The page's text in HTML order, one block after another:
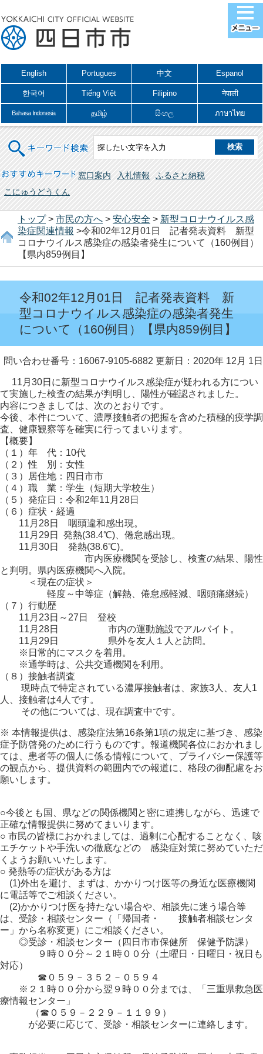
English Portugues 中文 Espanol
한국어 Tiếng Việt Filipino नेपाली
Bahasa Indonesia தமிழ் සිංහල ภาษาไทย
キーワード検索
おすすめキーワード 窓口案内 入札情報
ふるさと納税
こにゅうどうくん
トップ> 市民の方へ > 安心安全 > 新型コロナウイルス感
染症関連情報 >令和02年12月01日 記者発表資料 新型
コロナウイルス感染症の感染者発生について（160例目）
【県内859例目】
令和02年12月01日 記者発表資料 新
型コロナウイルス感染症の感染者発生
について（160例目）【県内859例目】
問い合わせ番号：16067-9105-6882 更新日：2020年 12月 1日
11月30日に新型コロナウイルス感染症が疑われる方につい
て実施した検査の結果が判明し、陽性が確認されました。
内容につきましては、次のとおりです。
今後、本件について、濃厚接触者の把握を含めた積極的疫学調
査、健康観察等を確実に行ってまいります。
【概要】
（１）年 代：10代
（２）性 別：女性
（３）居住地：四日市市
（４）職 業：学生（短期大学校生）
（５）発症日：令和2年11月28日
（６）症状・経過
11月28日 咽頭違和感出現。
11月29日 発熱(38.4℃)、倦怠感出現。
11月30日 発熱(38.6℃)。
市内医療機関を受診し、検査の結果、陽性
と判明。県内医療機関へ入院。
＜現在の症状＞
軽度～中等症（解熱、倦怠感軽減、咽頭痛継続）
（７）行動歴
11月23日～27日 登校
11月28日 市内の運動施設でアルバイト。
11月29日 県外を友人１人と訪問。
※日常的にマスクを着用。
※通学時は、公共交通機関を利用。
（８）接触者調査
現時点で特定されている濃厚接触者は、家族3人、友人1
人、接触者は4人です。
その他については、現在調査中です。
※ 本情報提供は、感染症法第16条第1項の規定に基づき、感染
症予防啓発のために行うものです。報道機関各位におかれまし
ては、患者等の個人に係る情報について、プライバシー保護等
の観点から、提供資料の範囲内での報道に、格段の御配慮をお
願いします。
○今後とも国、県などの関係機関と密に連携しながら、迅速で
正確な情報提供に努めてまいります。
○ 市民の皆様におかれましては、過剰に心配することなく、咳
エチケットや手洗いの徹底などの 感染症対策に努めていただ
くようお願いいたします。
○ 発熱等の症状がある方は
(1)外出を避け、まずは、かかりつけ医等の身近な医療機関
に電話等でご相談ください。
(2)かかりつけ医を持たない場合や、相談先に迷う場合等
は、受診・相談センター（「帰国者・ 接触者相談センタ
ー」から名称変更）にご相談ください。
◎受診・相談センター（四日市市保健所 保健予防課）
９時００分～２１時００分（土曜日・日曜日・祝日も
対応）
☎０５９－３５２－０５９４
※２１時００分から翌９時００分までは、「三重県救急医
療情報センター」
（☎０５９－２２９－１１９９）
が必要に応じて、受診・相談センターに連絡します。